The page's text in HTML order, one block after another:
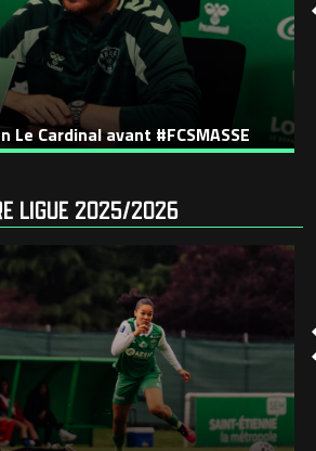
Le Cardinal avant #FCSMASSE
LIGUE 2025/2026